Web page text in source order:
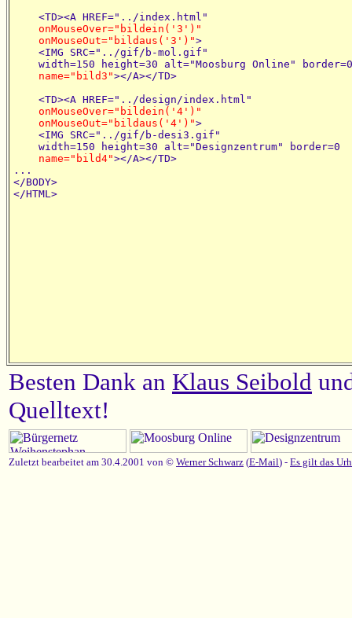
    <TD><A HREF="../index.html"
onMouseOver="bildein('3')"
    onMouseOut="bildaus('3')"
>
    <IMG SRC="../gif/b-mol.gif"
    width=150 height=30 alt="Moosburg Online" border=0
name="bild3"></A></TD>
    <TD><A HREF="../design/index.html"
onMouseOver="bildein('4')"
    onMouseOut="bildaus('4')"
>
    <IMG SRC="../gif/b-desi3.gif"
    width=150 height=30 alt="Designzentrum" border=0
name="bild4"></A></TD>
...
</BODY>
Besten Dank an Klaus Seibold
Quelltext!
Zuletzt bearbeitet am 30.4.2001 von © Werner Schwarz (E-Mail) - Es gilt das